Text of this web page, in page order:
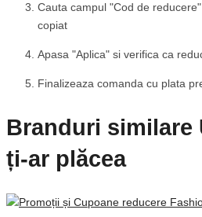
Cauta campul "Cod de
copiat
Apasa "Aplica" si verifica ca
Finalizeaza comanda cu plata
Branduri similare
ți-ar plăcea